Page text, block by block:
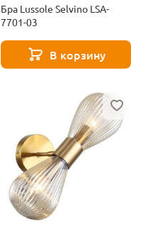
Бра Lussole Selvino LSA-
7701-03
В корзину